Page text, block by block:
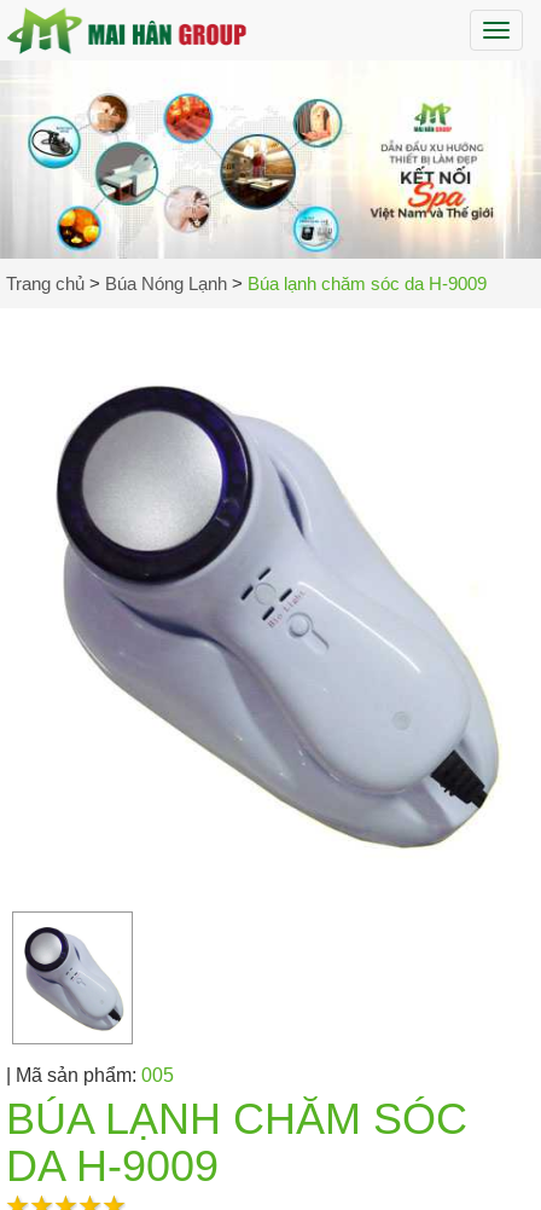
Trang chủ > Búa Nóng Lạnh > Búa lạnh chăm sóc da H-9009
| Mã sản phẩm: 005
BÚA LẠNH CHĂM SÓC
DA H-9009